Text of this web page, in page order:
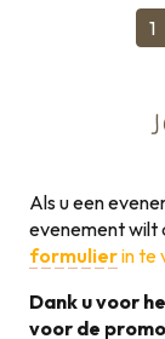
1
Als u een
evenement wilt
formulierin te
Dank u voor
voor de